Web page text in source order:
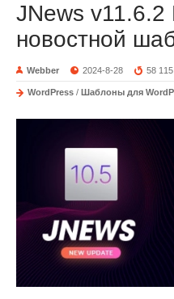
JNews v11.6.2
новостной
Webber 2024-8-28 58 115
WordPress / Шаблоны для